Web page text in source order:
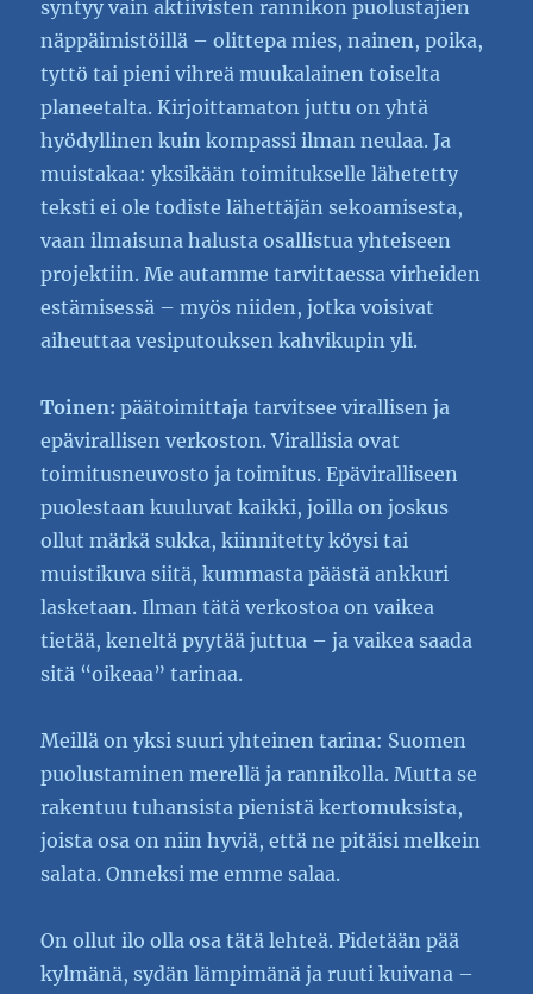
syntyy vain aktiivisten rannikon puolustajien
näppäimistöillä – olittepa mies, nainen, poika,
tyttö tai pieni vihreä muukalainen toiselta
planeetalta. Kirjoittamaton juttu on yhtä
hyödyllinen kuin kompassi ilman neulaa. Ja
muistakaa: yksikään toimitukselle lähetetty
teksti ei ole todiste lähettäjän sekoamisesta,
vaan ilmaisuna halusta osallistua yhteiseen
projektiin. Me autamme tarvittaessa virheiden
estämisessä – myös niiden, jotka voisivat
aiheuttaa vesiputouksen kahvikupin yli.
Toinen: päätoimittaja tarvitsee virallisen ja
epävirallisen verkoston. Virallisia ovat
toimitusneuvosto ja toimitus. Epäviralliseen
puolestaan kuuluvat kaikki, joilla on joskus
ollut märkä sukka, kiinnitetty köysi tai
muistikuva siitä, kummasta päästä ankkuri
lasketaan. Ilman tätä verkostoa on vaikea
tietää, keneltä pyytää juttua – ja vaikea saada
sitä “oikeaa” tarinaa.
Meillä on yksi suuri yhteinen tarina: Suomen
puolustaminen merellä ja rannikolla. Mutta se
rakentuu tuhansista pienistä kertomuksista,
joista osa on niin hyviä, että ne pitäisi melkein
salata. Onneksi me emme salaa.
On ollut ilo olla osa tätä lehteä. Pidetään pää
kylmänä, sydän lämpimänä ja ruuti kuivana –